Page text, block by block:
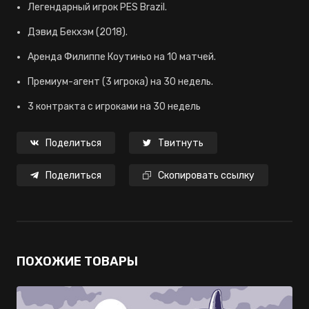
Легендарный игрок PES Brazil.
Дэвид Бекхэм (2018).
Аренда Филиппе Коутиньо на 10 матчей.
Премиум-агент (3 игрока) на 30 недель.
3 контракта с игроками на 30 недель
Поделиться Твитнуть
Поделиться Скопировать ссылку
ПОХОЖИЕ ТОВАРЫ